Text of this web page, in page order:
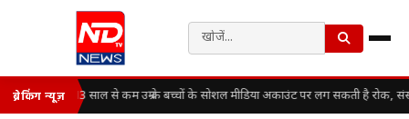
ब्रेकिंग न्यूज़ 13 साल से कम उम्र के बच्चों के सोशल मीडिया अकाउंट पर लग सकती है रोक,